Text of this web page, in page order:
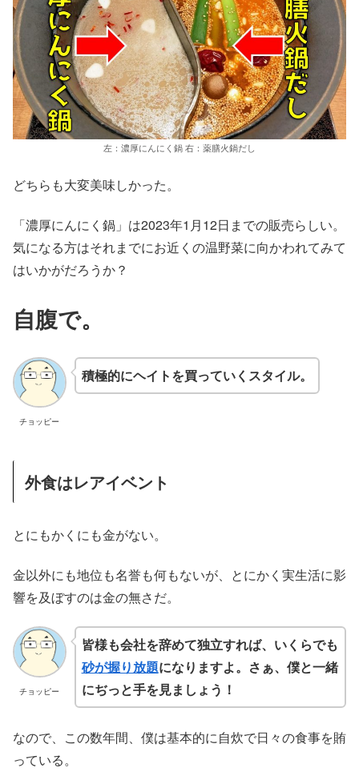
左：濃厚にんにく鍋 右：薬膳火鍋だし
どちらも大変美味しかった。
「濃厚にんにく鍋」は2023年1月12日までの販売らしい。
気になる方はそれまでにお近くの温野菜に向かわれてみて
はいかがだろうか？
自腹で。
チョッピー
積極的にヘイトを買っていくスタイル。
外食はレアイベント
とにもかくにも金がない。
金以外にも地位も名誉も何もないが、とにかく実生活に影
響を及ぼすのは金の無さだ。
チョッピー
皆様も会社を辞めて独立すれば、いくらでも
砂が握り放題になりますよ。さぁ、僕と一緒
にぢっと手を見ましょう！
なので、この数年間、僕は基本的に自炊で日々の食事を賄
っている。